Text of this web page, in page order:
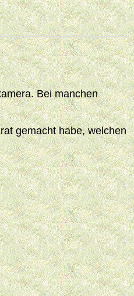
Bei manchen
gemacht habe, welchen